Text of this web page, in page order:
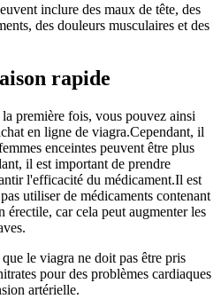
inclure des maux de tête, des
des douleurs musculaires et des
rapide
première fois, vous pouvez ainsi
en ligne de viagra.Cependant, il
enceintes peuvent être plus
il est important de prendre
l'efficacité du médicament.Il est
utiliser de médicaments contenant
érectile, car cela peut augmenter les
le viagra ne doit pas être pris
pour des problèmes cardiaques
artérielle.